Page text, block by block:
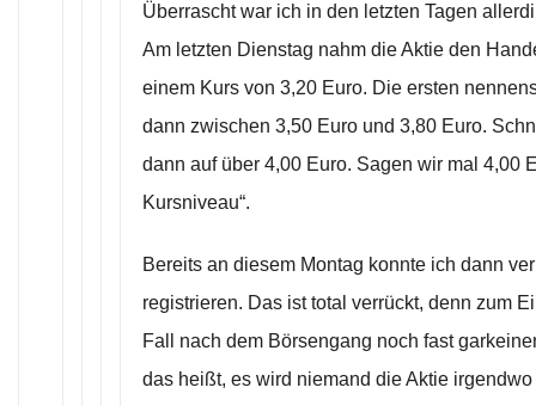
Überrascht war ich in den letzten Tagen
Am letzten Dienstag nahm die Aktie den
einem Kurs von 3,20 Euro. Die ersten
dann zwischen 3,50 Euro und 3,80 Euro.
dann auf über 4,00 Euro. Sagen wir mal 4,00
Kursniveau“.
Bereits an diesem Montag konnte ich dann
registrieren. Das ist total verrückt, denn zum
Fall nach dem Börsengang noch fast
das heißt, es wird niemand die Aktie